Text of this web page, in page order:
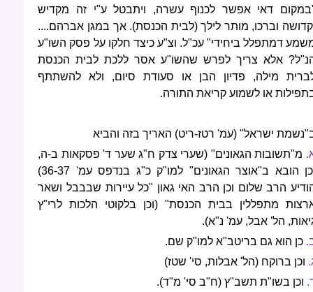
דאי אפשר לכנוף עשרה, ויתבטל ע"י זה מקדיש
וברכו, מותר לילך (לבית הכנסת). אך במגן אברהם....
דמתפלל ביחידי" עכ"ל. וצ"ע כיצד חלקו על פסק השו"ע
אלא צריך לפרש שהשו"ע אסר ללכת לבית הכנסת
מילה, פדיון הבן או סעודת סיום, ולא להשתתף
או לשמוע קריאת התורה.
ישראל" (עמ' רטז-ריט) האריך בזה והביא
מ"תשובות הגאונים" (שערי צדק ח"ג שער ד' פסקאות ב-ה,
וכן הובא ב"אוצר הגאונים" למו"ק כ"ג בנדפס עמ' 36-37)
הרב שלום וכן הרב האי גאון "כל עיירות שבבבל ושאר
מתפללין בבית הכנסת" (וכן בלקוטי הלכות לרי"ץ
הל' אבל, עמ' נ"א).
כן הוא גם בריטב"א למו"ק שם.
וכן ברוקח (הל' אבלות, סי' שטז)
וכן בשו"ת תשב"ץ (ח"ב סי' מ"ד).